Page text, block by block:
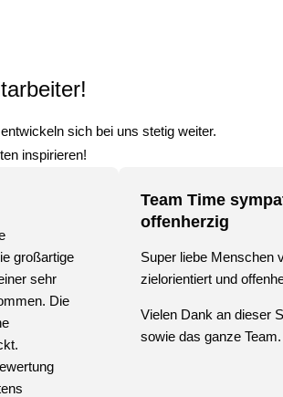
großartige
sehr
Die
Team Time
offenherzig
Super liebe Menschen
zielorientiert und
Vielen Dank an dieser
sowie das ganze Team.
sich bei uns stetig weiter.
inspirieren!